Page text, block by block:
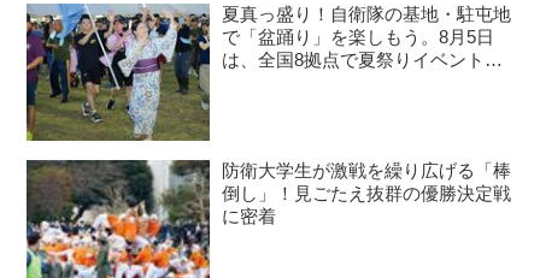
夏真っ盛り！自衛隊の基地・駐屯地
で「盆踊り」を楽しもう。8月5日
は、全国8拠点で夏祭りイベントが
防衛大学生が激戦を繰り広げる「棒
倒し」！見ごたえ抜群の優勝決定戦
に密着